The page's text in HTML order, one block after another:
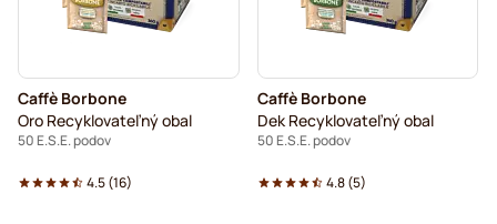
Caffè Borbone
Oro Recyklovateľný obal
50 E.S.E. podov
4.5(16)
Caffè Borbone
Dek Recyklovateľný obal
50 E.S.E. podov
4.8(5)